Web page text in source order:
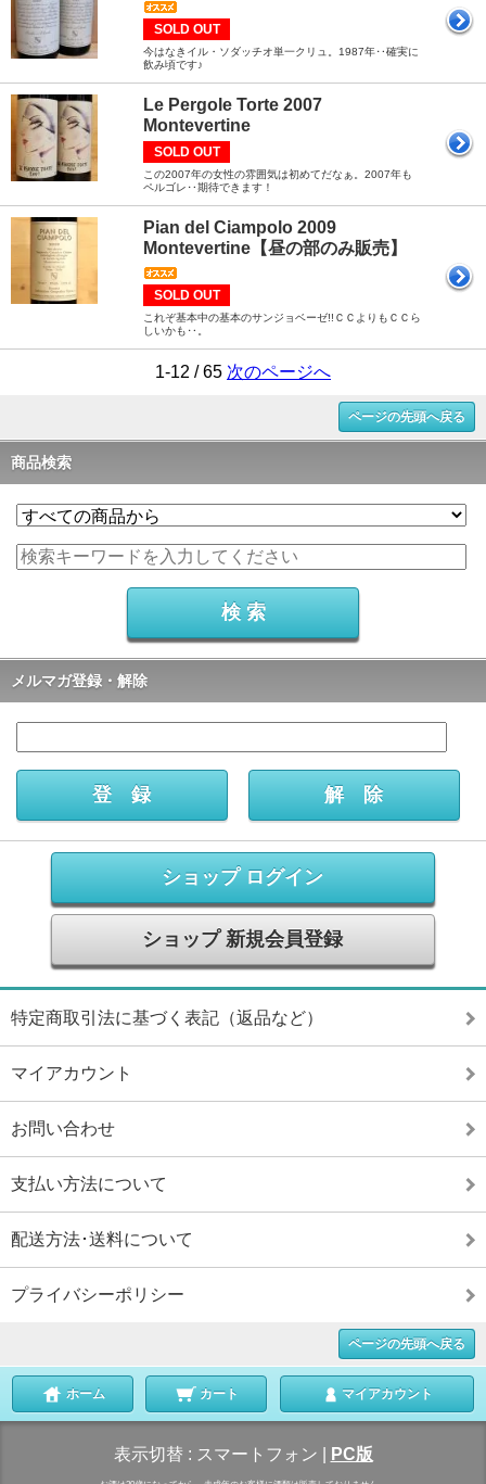
SOLD OUT
今はなきイル・ソダッチオ単一クリュ。1987年‥確実に
飲み頃です♪
Le Pergole Torte 2007
Montevertine
SOLD OUT
この2007年の女性の雰囲気は初めてだなぁ。2007年も
ペルゴレ‥期待できます！
Pian del Ciampolo 2009
Montevertine【昼の部のみ販売】
SOLD OUT
これぞ基本中の基本のサンジョベーゼ!!ＣＣよりもＣＣら
しいかも‥。
1-12 / 65 次のページへ
ページの先頭へ戻る
商品検索
メルマガ登録・解除
ショップ ログイン
ショップ 新規会員登録
特定商取引法に基づく表記（返品など）
マイアカウント
お問い合わせ
支払い方法について
配送方法･送料について
プライバシーポリシー
ページの先頭へ戻る
ホーム カート マイアカウント
表示切替 : スマートフォン PC版